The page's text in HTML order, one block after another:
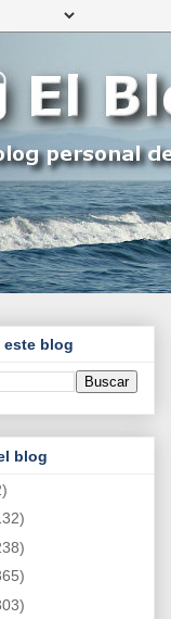
este blog
blog